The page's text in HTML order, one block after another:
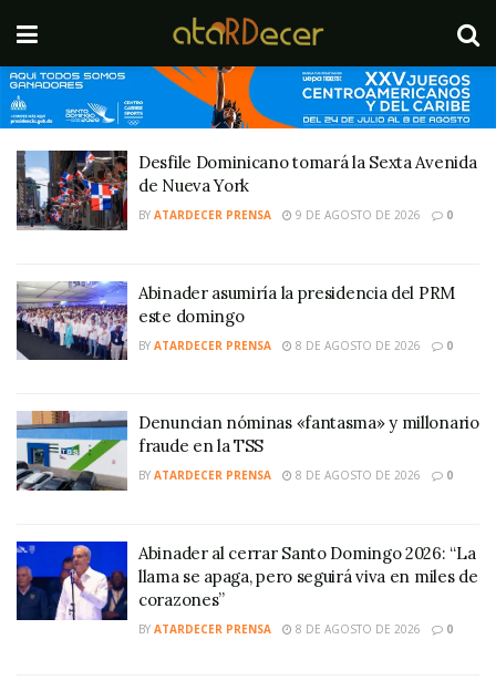
Desfile Dominicano tomará la Sexta Avenida
de Nueva York
BY ATARDECER PRENSA 9 DE AGOSTO DE 2026 0
Abinader asumiría la presidencia del PRM
este domingo
BY ATARDECER PRENSA 8 DE AGOSTO DE 2026 0
Denuncian nóminas «fantasma» y millonario
fraude en la TSS
BY ATARDECER PRENSA 8 DE AGOSTO DE 2026 0
Abinader al cerrar Santo Domingo 2026: “La
llama se apaga, pero seguirá viva en miles de
corazones”
BY ATARDECER PRENSA 8 DE AGOSTO DE 2026 0